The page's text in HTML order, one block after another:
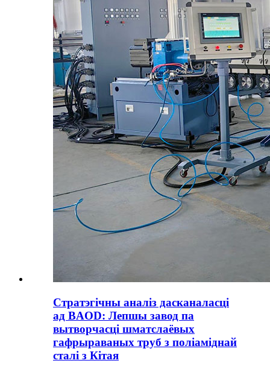
Стратэгічны аналіз дасканаласці
ад BAOD: Лепшы завод па
вытворчасці шматслаёвых
гафрыраваных труб з поліаміднай
сталі з Кітая